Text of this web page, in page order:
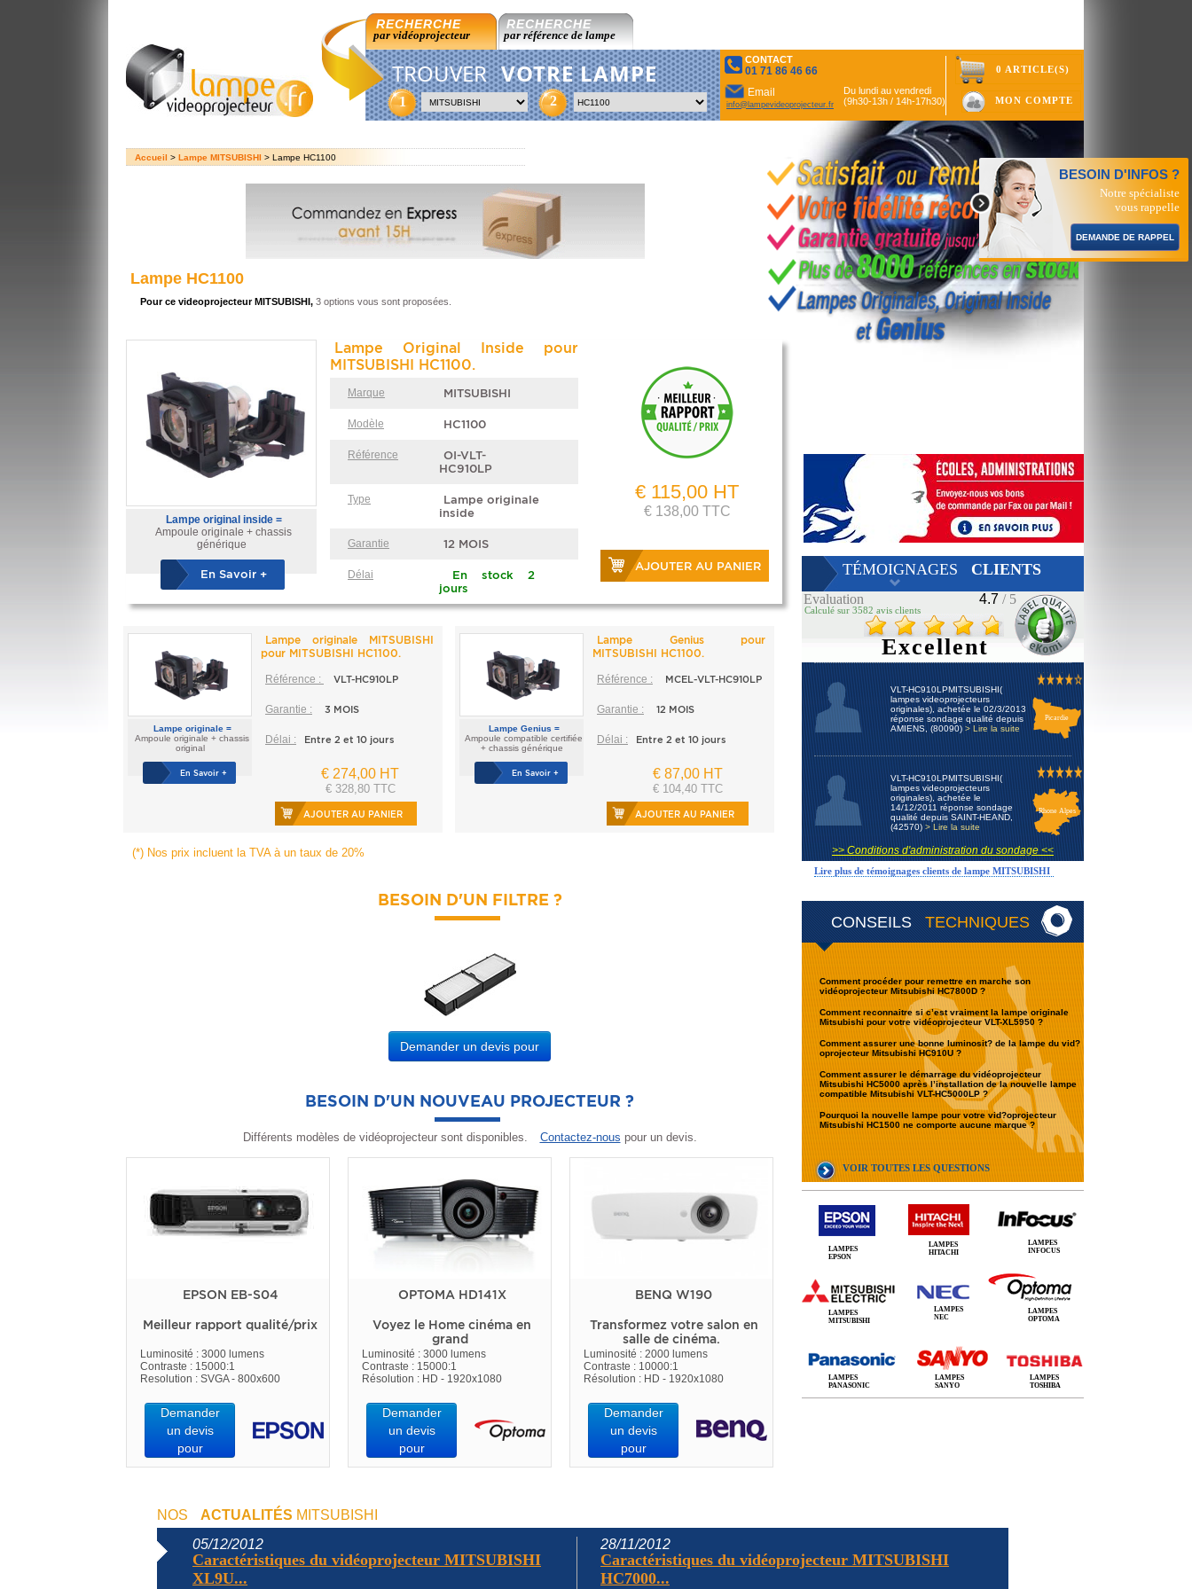
RECHERCHE
par vidéoprojecteur
RECHERCHE
par référence de lampe
TROUVER VOTRE LAMPE
1 2
CONTACT
01 71 86 46 66
Email
info@lampevideoprojecteur.fr
Du lundi au vendredi
(9h30-13h / 14h-17h30)
0 ARTICLE(S)
MON COMPTE
Accueil > Lampe MITSUBISHI > Lampe HC1100
CONSEILS TECHNIQUES
BESOIN D'INFOS ?
Notre spécialiste
vous rappelle
DEMANDE DE RAPPEL
Comment procéder pour remettre en marche son
vidéoprojecteur Mitsubishi HC7800D ?
Comment reconnaitre si c’est vraiment la lampe originale
Mitsubishi pour votre vidéoprojecteur VLT-XL5950 ?
Comment assurer une bonne luminosit? de la lampe du vid?
oprojecteur Mitsubishi HC910U ?
Comment assurer le démarrage du vidéoprojecteur
Mitsubishi HC5000 après l’installation de la nouvelle lampe
compatible Mitsubishi VLT-HC5000LP ?
Pourquoi la nouvelle lampe pour votre vid?oprojecteur
Mitsubishi HC1500 ne comporte aucune marque ?
VOIR TOUTES LES QUESTIONS
TÉMOIGNAGES CLIENTS
Evaluation 4.7 / 5
Calculé sur 3582 avis clients
Excellent
VLT-HC910LPMITSUBISHI(
lampes videoprojecteurs
originales), achetée le 02/3/2013
réponse sondage qualité depuis
AMIENS, (80090) > Lire la suite
Picardie
VLT-HC910LPMITSUBISHI(
lampes videoprojecteurs
originales), achetée le
14/12/2011 réponse sondage
qualité depuis SAINT-HEAND,
(42570) > Lire la suite
Rhone Alpes
>> Conditions d'administration du sondage <<
Lire plus de témoignages clients de lampe MITSUBISHI
LAMPES
EPSON
LAMPES
HITACHI
LAMPES
INFOCUS
LAMPES
MITSUBISHI
LAMPES
NEC
LAMPES
OPTOMA
LAMPES
PANASONIC
LAMPES
SANYO
LAMPES
TOSHIBA
Lampe HC1100
Pour ce videoprojecteur MITSUBISHI, 3 options vous sont proposées.
Lampe original inside =
Ampoule originale + chassis
générique
En Savoir +
Lampe Original Inside pour
MITSUBISHI HC1100.
Marque MITSUBISHI
Modèle HC1100
Référence
OI-VLT-
HC910LP
Type
Lampe originale
inside
Garantie 12 MOIS
Délai
En stock 2
jours
€ 115,00 HT
€ 138,00 TTC
AJOUTER AU PANIER
Lampe originale =
Ampoule originale + chassis
original
En Savoir +
Lampe originale MITSUBISHI
pour MITSUBISHI HC1100.
Référence : VLT-HC910LP
Garantie : 3 MOIS
Délai : Entre 2 et 10 jours
€ 274,00 HT
€ 328,80 TTC
AJOUTER AU PANIER
Lampe Genius =
Ampoule compatible certifiée
+ chassis générique
En Savoir +
Lampe Genius pour
MITSUBISHI HC1100.
Référence : MCEL-VLT-HC910LP
Garantie : 12 MOIS
Délai : Entre 2 et 10 jours
€ 87,00 HT
€ 104,40 TTC
AJOUTER AU PANIER
(*) Nos prix incluent la TVA à un taux de 20%
BESOIN D'UN FILTRE ?
Demander un devis pour
BESOIN D'UN NOUVEAU PROJECTEUR ?
Différents modèles de vidéoprojecteur sont disponibles. Contactez-nous pour un devis.
EPSON EB-S04
Meilleur rapport qualité/prix
Luminosité : 3000 lumens
Contraste : 15000:1
Resolution : SVGA - 800x600
Demander
un devis
pour
OPTOMA HD141X
Voyez le Home cinéma en
grand
Luminosité : 3000 lumens
Contraste : 15000:1
Résolution : HD - 1920x1080
Demander
un devis
pour
BENQ W190
Transformez votre salon en
salle de cinéma.
Luminosité : 2000 lumens
Contraste : 10000:1
Résolution : HD - 1920x1080
Demander
un devis
pour
NOS ACTUALITÉS MITSUBISHI
05/12/2012
Caractéristiques du vidéoprojecteur MITSUBISHI
XL9U...
28/11/2012
Caractéristiques du vidéoprojecteur MITSUBISHI
HC7000...